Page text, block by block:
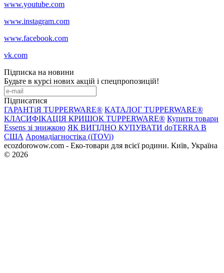
www.youtube.com
www.instagram.com
www.facebook.com
vk.com
Підписка на новини
Будьте в курсі нових акцій і спецпропозицій!
Підписатися
ГАРАНТіЯ TUPPERWARE® КАТАЛОГ TUPPERWARE®
КЛАСИФІКАЦІЯ КРИШОК TUPPERWARE® Купити товари
Essens зі знижкою ЯК ВИГІДНО КУПУВАТИ doTERRA В
США Аромадіагностіка (iTOVi)
ecozdorowow.com - Еко-товари для всієї родини. Київ, Україна
© 2026